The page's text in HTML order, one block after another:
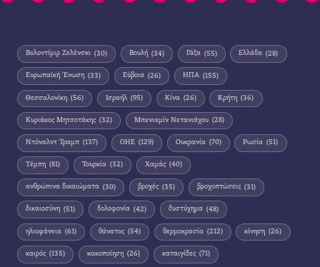
Βολοντίμιρ Ζελένσκι (30) Βουλή (34) Γάζα (55) Ελλάδα (28)
Ευρωπαϊκή Ένωση (33) Εύβοια (26) ΗΠΑ (155)
Θεσσαλονίκη (56) Ισραήλ (95) Κίνα (26) Κρήτη (36)
Κυριάκος Μητσοτάκης (32) Μπενιαμίν Νετανιάχου (28)
Ντόναλντ Τραμπ (137) ΟΗΕ (129) Ουκρανία (70) Ρωσία (51)
Τέμπη (81) Τουρκία (32) Χαμάς (40)
ανθρώπινα δικαιώματα (30) βροχές (35) βροχοπτώσεις (31)
δικαιοσύνη (51) δολοφονία (42) δυστύχημα (48)
ηλιοφάνεια (61) θάνατος (54) θερμοκρασία (212) κίνηση (26)
καιρός (135) κακοποίηση (26) καταιγίδες (71)